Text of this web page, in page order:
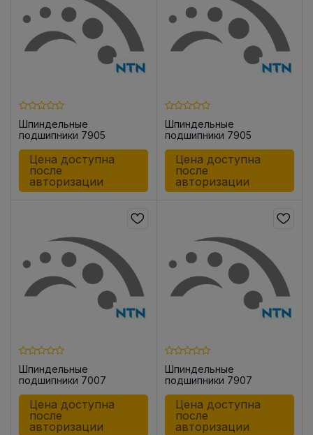
Шпиндельные
подшипники 7905
Цена доступна
после
авторизации
Шпиндельные
подшипники 7905
Цена доступна
после
авторизации
Шпиндельные
подшипники 7007
Цена доступна
после
авторизации
Шпиндельные
подшипники 7907
Цена доступна
после
авторизации